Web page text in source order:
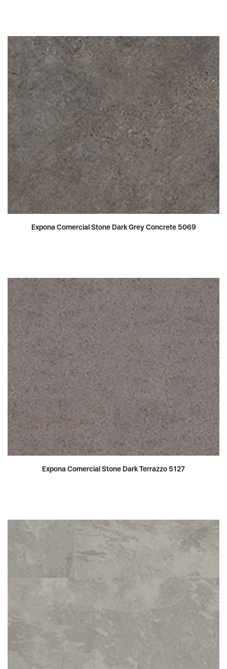
Expona Comercial Stone Dark Grey Concrete 5069
Expona Comercial Stone Dark Terrazzo 5127